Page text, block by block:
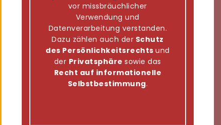
vor missbräuchlicher
Verwendung und
Datenverarbeitung verstanden.
Dazu zählen auch der Schutz
des Persönlichkeitsrechtsund
der Privatsphäresowie das
Recht auf informationelle
Selbstbestimmung.